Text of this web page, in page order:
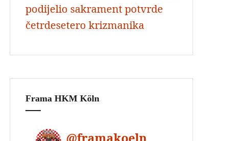
podijelio sakrament potvrde
četrdesetero krizmanika
Frama HKM Köln